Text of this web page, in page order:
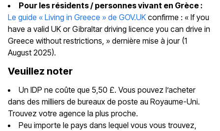
Pour les résidents / personnes vivant en Grèce :
Le guide « Living in Greece » de GOV.UK confirme : « If you
have a valid UK or Gibraltar driving licence you can drive in
Greece without restrictions, » dernière mise à jour (1
August 2025).
Veuillez noter
Un IDP ne coûte que 5,50 £. Vous pouvez l’acheter
dans des milliers de bureaux de poste au Royaume-Uni.
Trouvez votre agence la plus proche.
Peu importe le pays dans lequel vous vous trouvez,